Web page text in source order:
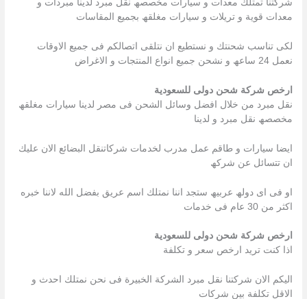
شركتنا تمتلك معدات و سیارات مخصصھ نقل مبرد لدینا مبردات و
معدات قویة و تریلات و سیارات مغلقھ بجمیع المقاسات
لكى تناسب شحنتك و نستطیع ان نتلقى اتصالكم فى جمیع الاوقات
نعمل 24 ساعھ و نشحن جمیع انواع المنتجات و الاغراض
ارخص شركة شحن دولى للسعودية
نقل مبرد من خلال افضل وسائل الشحن فى مصر لدینا سیارات مغلقھ
مخصصھ نقل مبرد و لدینا
ایضا سیارات و طاقم عمل مدرب لخدمات شركاتنقل البضائع الان علیك
ان تتسائل عن شركھ
او فى اى دولھ عربیھ ستجد اننا نمتلك اسم عریق بفضل الله لاننا خبره
اكثر من 30 عام فى خدمات
ارخص شركة شحن دولى للسعودية
اذا كنت ترید ارخص سعر و تكلفة
الیكم الان شركتنا نقل مبرد الشركة الخبیرة فى نحن نمتلك احدث و
الاقل تكلفة بین شركات